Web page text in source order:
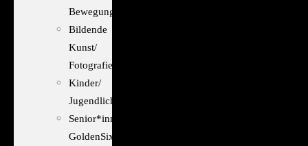
Bewegung
Bildende
Kunst/
Fotografie
Kinder/
Jugendliche
Senior*innen/
GoldenSixties